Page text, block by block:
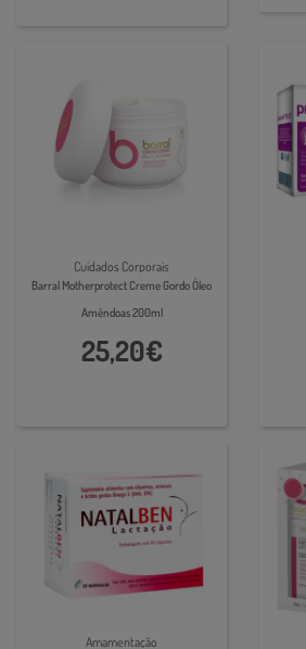
Cuidados Corporais
Barral Motherprotect Creme Gordo Óleo
Amêndoas 200ml
25,20€
Amamentação